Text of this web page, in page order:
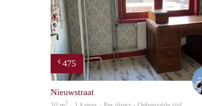
€ 475
Nieuwstraat
2